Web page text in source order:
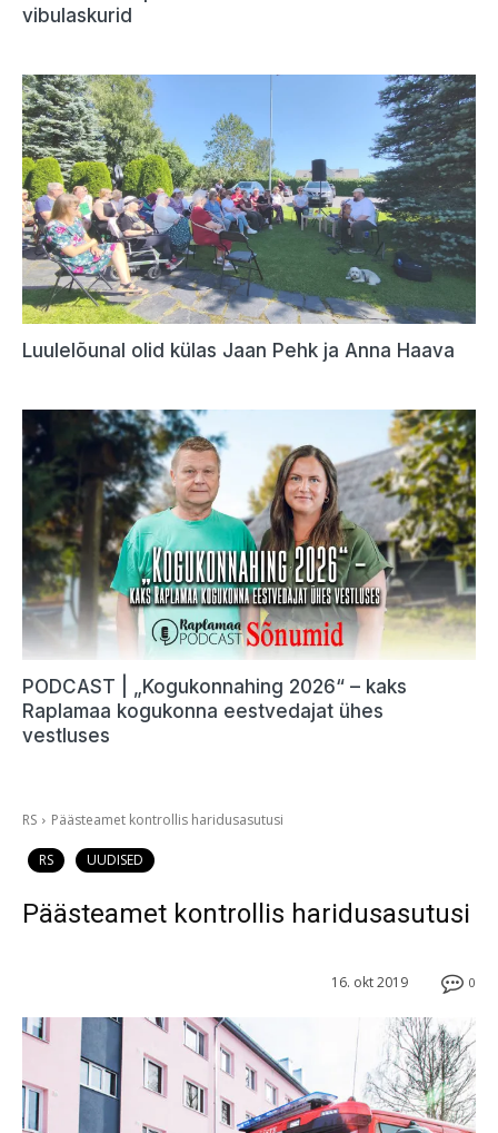
vibulaskurid
Luulelõunal olid külas Jaan Pehk ja Anna Haava
PODCAST | „Kogukonnahing 2026“ – kaks
Raplamaa kogukonna eestvedajat ühes
vestluses